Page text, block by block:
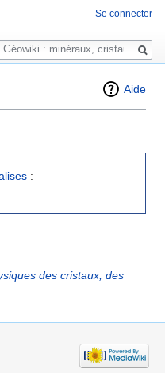
Aide
:
des cristaux, des
Se connecter